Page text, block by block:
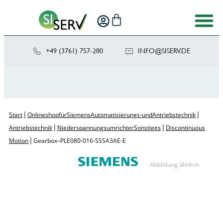
+49 (3761) 757-280 ED.VRE
SIS@OF
NI
Start | Onlineshop für Siemens Automatisierungs- und Antriebstechnik |
Antriebstechnik | Niederspannungsumrichter Sonstiges | Discontinuous
Motion | Gearbox – PLE080-016-SSSA3AE-E
Abbildung ähnlich